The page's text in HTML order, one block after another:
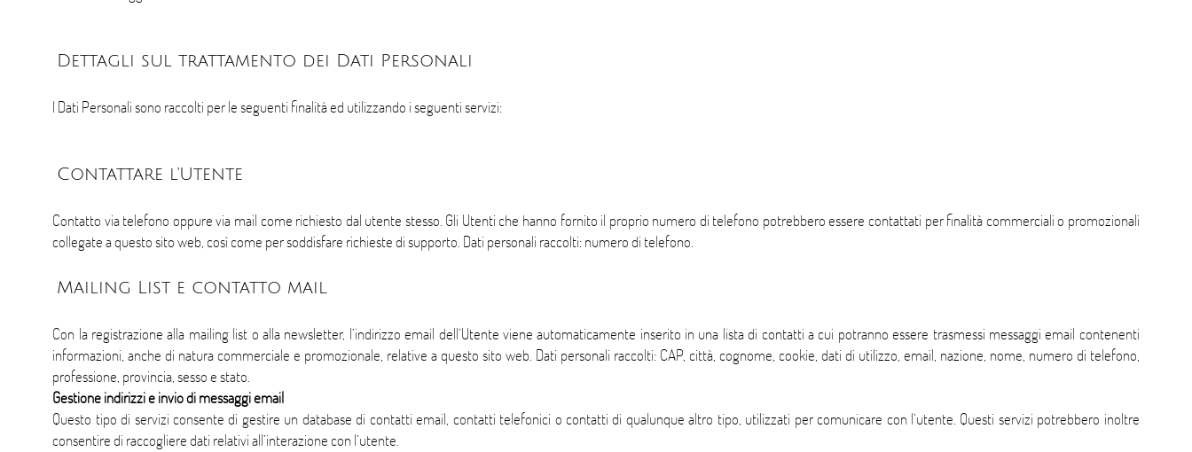
Dettagli sul trattamento dei Dati Personali
I Dati Personali sono raccolti per le seguenti finalità ed utilizzando i seguenti servizi:
Contattare l'Utente
Contatto via telefono oppure via mail come richiesto dal utente stesso. Gli Utenti che hanno fornito il proprio numero di telefono potrebbero essere contattati per finalità commerciali o promozionali
collegate a questo sito web, così come per soddisfare richieste di supporto. Dati personali raccolti: numero di telefono.
Mailing List e contatto mail
Con la registrazione alla mailing list o alla newsletter, l’indirizzo email dell’Utente viene automaticamente inserito in una lista di contatti a cui potranno essere trasmessi messaggi email contenenti
informazioni, anche di natura commerciale e promozionale, relative a questo sito web. Dati personali raccolti: CAP, città, cognome, cookie, dati di utilizzo, email, nazione, nome, numero di telefono,
professione, provincia, sesso e stato.
Gestione indirizzi e invio di messaggi email
Questo tipo di servizi consente di gestire un database di contatti email, contatti telefonici o contatti di qualunque altro tipo, utilizzati per comunicare con l’utente. Questi servizi potrebbero inoltre
consentire di raccogliere dati relativi all’interazione con l’utente.